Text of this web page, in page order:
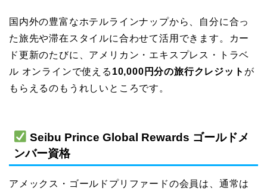
国内外の豊富なホテルラインナップから、自分に合っ
た旅先や滞在スタイルに合わせて活用できます。カー
ド更新のたびに、アメリカン・エキスプレス・トラベ
ル オンラインで使える 10,000円分の旅行クレジット が
もらえるのもうれしいところです。
Seibu Prince Global Rewards ゴールドメ
ンバー資格
アメックス・ゴールドプリファードの会員は、通常は